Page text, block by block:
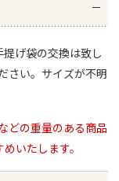
げ袋の交換は致し
さい。サイズが不明
どの重量のある商品
いたします。